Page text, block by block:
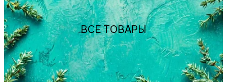
ВСЕ ТОВАРЫ